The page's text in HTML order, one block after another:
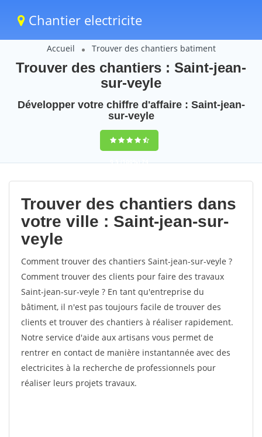
Chantier electricite
Accueil Trouver des chantiers batiment
Trouver des chantiers : Saint-jean-
sur-veyle
Développer votre chiffre d'affaire : Saint-jean-
sur-veyle
9,5(100%)74
votes
Trouver des chantiers dans
votre ville : Saint-jean-sur-
veyle
Comment trouver des chantiers Saint-jean-sur-veyle ?
Comment trouver des clients pour faire des travaux
Saint-jean-sur-veyle ? En tant qu'entreprise du
bâtiment, il n'est pas toujours facile de trouver des
clients et trouver des chantiers à réaliser rapidement.
Notre service d'aide aux artisans vous permet de
rentrer en contact de manière instantannée avec des
electricites à la recherche de professionnels pour
réaliser leurs projets travaux.